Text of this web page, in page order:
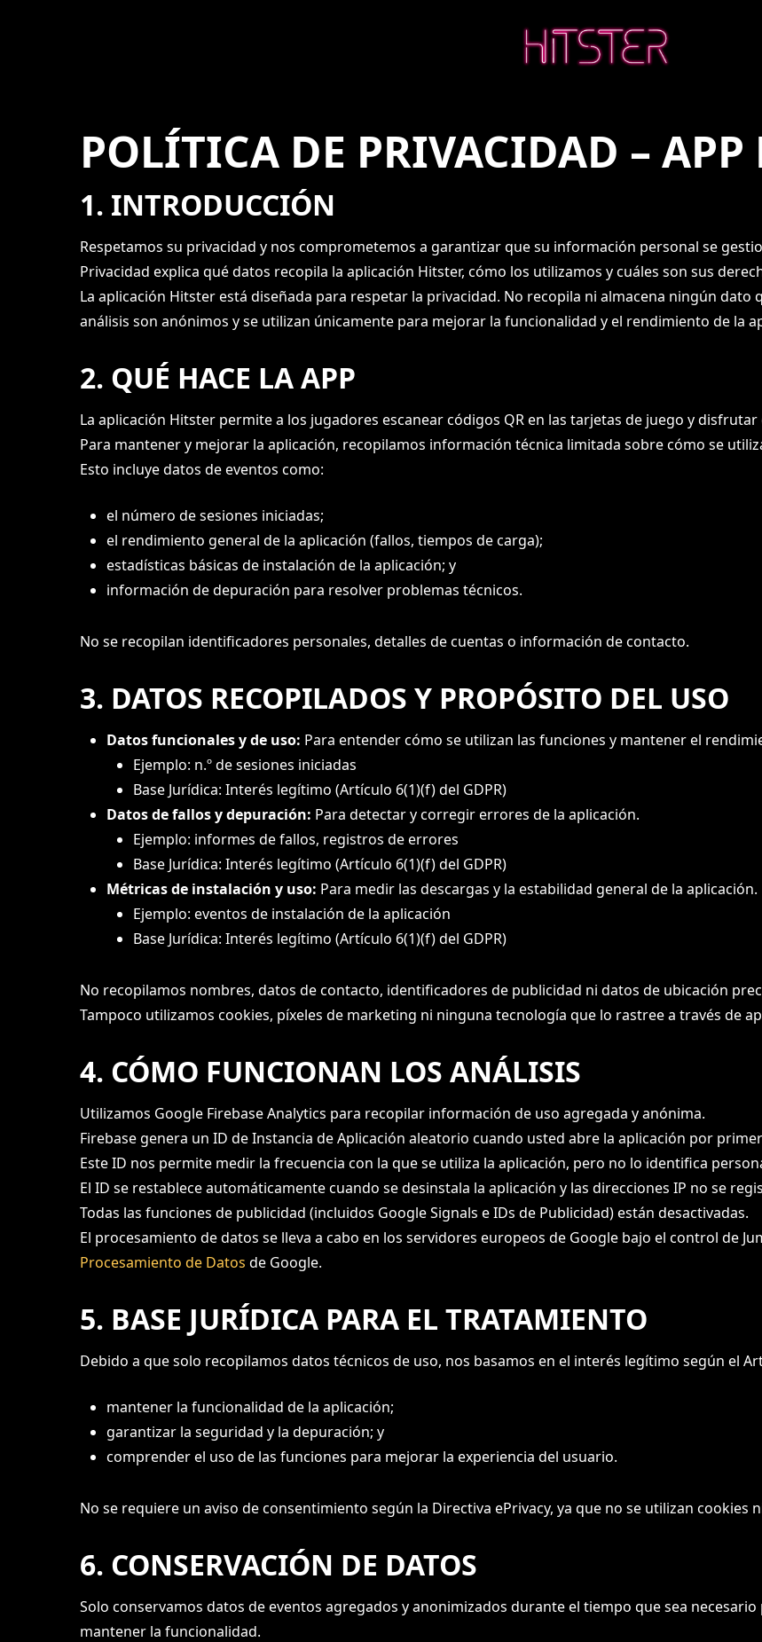
POLÍTICA DE PRIVACIDAD – APP
1. INTRODUCCIÓN
Respetamos su privacidad y nos comprometemos a garantizar que su información personal se
Privacidad explica qué datos recopila la aplicación Hitster, cómo los utilizamos y cuáles son sus
La aplicación Hitster está diseñada para respetar la privacidad. No recopila ni almacena ningún
análisis son anónimos y se utilizan únicamente para mejorar la funcionalidad y el rendimiento de la
2. QUÉ HACE LA APP
La aplicación Hitster permite a los jugadores escanear códigos QR en las tarjetas de juego y
Para mantener y mejorar la aplicación, recopilamos información técnica limitada sobre cómo se
Esto incluye datos de eventos como:
el número de sesiones iniciadas;
el rendimiento general de la aplicación (fallos, tiempos de carga);
estadísticas básicas de instalación de la aplicación; y
información de depuración para resolver problemas técnicos.
No se recopilan identificadores personales, detalles de cuentas o información de contacto.
3. DATOS RECOPILADOS Y PROPÓSITO DEL USO
Datos funcionales y de uso: Para entender cómo se utilizan las funciones y mantener el
Ejemplo: n.º de sesiones iniciadas
Base Jurídica: Interés legítimo (Artículo 6(1)(f) del GDPR)
Datos de fallos y depuración: Para detectar y corregir errores de la aplicación.
Ejemplo: informes de fallos, registros de errores
Base Jurídica: Interés legítimo (Artículo 6(1)(f) del GDPR)
Métricas de instalación y uso: Para medir las descargas y la estabilidad general de la aplicación.
Ejemplo: eventos de instalación de la aplicación
Base Jurídica: Interés legítimo (Artículo 6(1)(f) del GDPR)
No recopilamos nombres, datos de contacto, identificadores de publicidad ni datos de ubicación
Tampoco utilizamos cookies, píxeles de marketing ni ninguna tecnología que lo rastree a través de
4. CÓMO FUNCIONAN LOS ANÁLISIS
Utilizamos Google Firebase Analytics para recopilar información de uso agregada y anónima.
Firebase genera un ID de Instancia de Aplicación aleatorio cuando usted abre la aplicación por
Este ID nos permite medir la frecuencia con la que se utiliza la aplicación, pero no lo identifica
El ID se restablece automáticamente cuando se desinstala la aplicación y las direcciones IP no se
Todas las funciones de publicidad (incluidos Google Signals e IDs de Publicidad) están desactivadas.
El procesamiento de datos se lleva a cabo en los servidores europeos de Google bajo el control de
Procesamiento de Datos de Google.
5. BASE JURÍDICA PARA EL TRATAMIENTO
Debido a que solo recopilamos datos técnicos de uso, nos basamos en el interés legítimo según el
mantener la funcionalidad de la aplicación;
garantizar la seguridad y la depuración; y
comprender el uso de las funciones para mejorar la experiencia del usuario.
No se requiere un aviso de consentimiento según la Directiva ePrivacy, ya que no se utilizan
6. CONSERVACIÓN DE DATOS
Solo conservamos datos de eventos agregados y anonimizados durante el tiempo que sea
mantener la funcionalidad.